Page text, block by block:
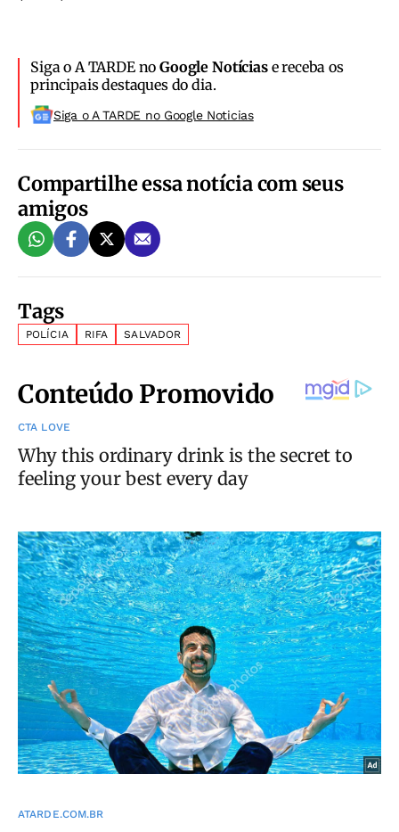
Siga o A TARDE noGoogle Notíciase receba os
principais destaques do dia.
Siga o A TARDE no Google Noticias
Compartilhe essa notícia com seus
amigos
Tags
POLÍCIA RIFA SALVADOR